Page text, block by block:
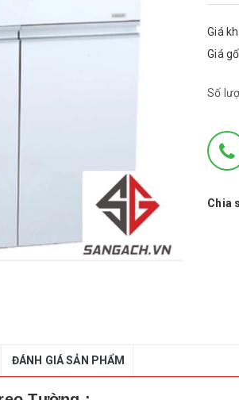
Giá
Giá
Số
Chia
ĐÁNH GIÁ SẢN PHẨM